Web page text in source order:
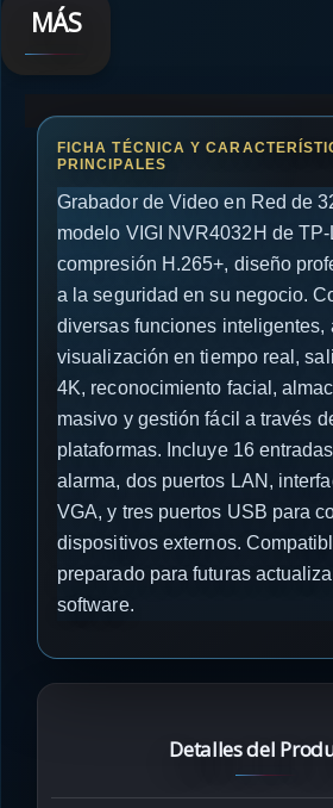
MÁS
Grabador de Video en Red de
modelo VIGI NVR4032H de
compresión H.265+, diseño
a la seguridad en su negocio.
diversas funciones inteligentes,
visualización en tiempo real,
4K, reconocimiento facial,
masivo y gestión fácil a través
plataformas. Incluye 16
alarma, dos puertos LAN,
VGA, y tres puertos USB para
dispositivos externos.
preparado para futuras
software.
Detalles del